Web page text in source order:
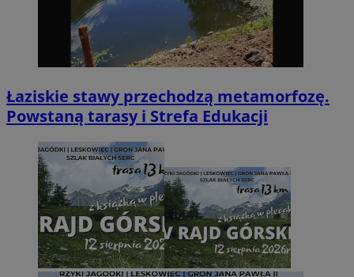
Łaziskie stawy przechodzą metamorfozę.
Powstaną tarasy i Strefa Edukacji